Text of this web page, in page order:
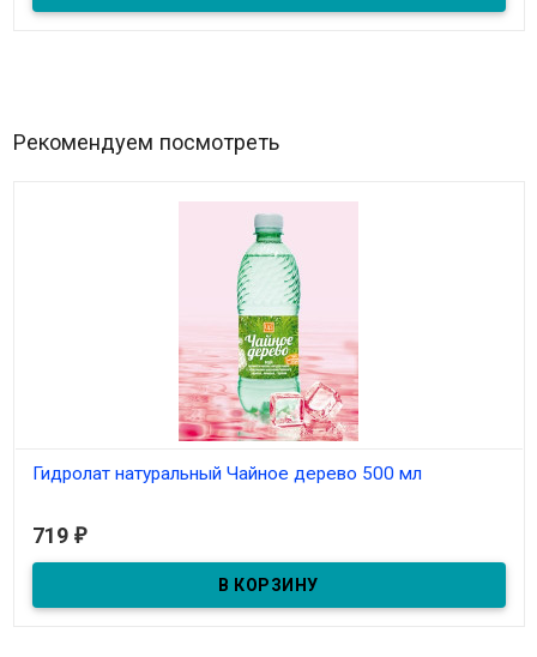
Рекомендуем посмотреть
Гидролат натуральный Чайное дерево 500 мл
воспалению.
719 ₽